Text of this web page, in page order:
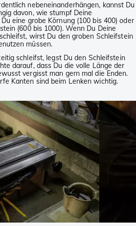
nebeneinanderhängen, kannst Du
davon, wie stumpf Deine
eine grobe Körnung (100 bis 400) oder
(600 bis 1000). Wenn Du Deine
wirst Du den groben Schleifstein
müssen.
schleifst, legst Du den Schleifstein
darauf, dass Du die volle Länge der
vergisst man gern mal die Enden.
Kanten sind beim Lenken wichtig.